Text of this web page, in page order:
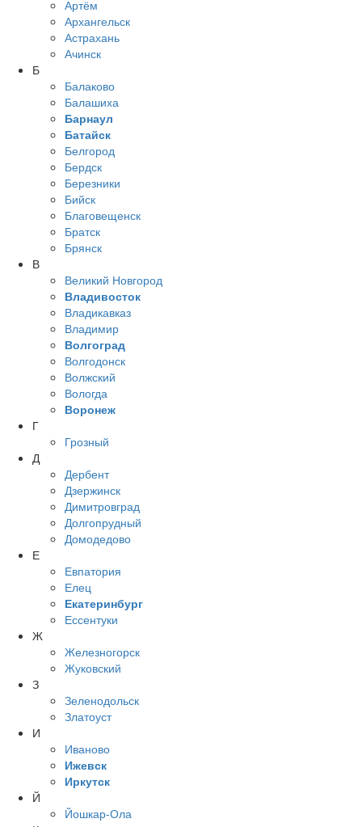
Артём
Архангельск
Астрахань
Ачинск
Б
Балаково
Балашиха
Барнаул
Батайск
Белгород
Бердск
Березники
Бийск
Благовещенск
Братск
Брянск
В
Великий Новгород
Владивосток
Владикавказ
Владимир
Волгоград
Волгодонск
Волжский
Вологда
Воронеж
Г
Грозный
Д
Дербент
Дзержинск
Димитровград
Долгопрудный
Домодедово
Е
Евпатория
Елец
Екатеринбург
Ессентуки
Ж
Железногорск
Жуковский
З
Зеленодольск
Златоуст
И
Иваново
Ижевск
Иркутск
Й
Йошкар-Ола